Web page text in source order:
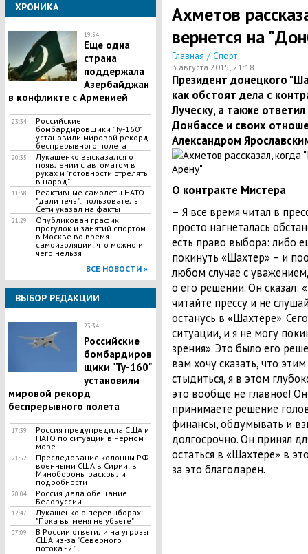
ХРОНИКА
19:54
Еще одна
страна
поддержала
Азербайджан
в конфликте с Арменией
23:34
Российские
бомбардировщики "Ту-160"
установили мировой рекорд
беспрерывного полета
20:35
Лукашенко высказался о
появлении с автоматом в
руках и "готовности стрелять
в народ"
11:38
​Реактивные самолеты НАТО
"дали течь": пользователь
Сети указал на факты
21:29
Опубликован график
прогулок и занятий спортом
в Москве во время
самоизоляции: что можно и
чего нельзя
ВСЕ НОВОСТИ »
ВЫБОР РЕДАКЦИИ
23:34
Российские
бомбардиров
щики "Ту-160"
установили
мировой рекорд
беспрерывного полета
17:39
Россия предупредила США и
НАТО по ситуации в Черном
море
21:52
Преследование колонны РФ
военными США в Сирии: в
Минобороны раскрыли
подробности
20:04
Россия дала обещание
Белоруссии
12:47
​Лукашенко о перевыборах:
"Пока вы меня не убьете"
07:09
В России ответили на угрозы
США из-за "Северного
потока - 2"
Ахметов
вернется на
Главная / Спорт
3 августа 2015, 21:18
Президент донецкого
как обстоят дела с
Луческу, а также
Донбассе и своих
Александром
О контракте Мистера
– Я все время читал в
просто нагнеталась
есть право выбора: либо
покинуть «Шахтер» – и
любом случае с
о его решении. Он сказал:
читайте прессу и не
останусь в «Шахтере».
ситуации, и я не могу
зрения». Это было его
вам хочу сказать, что
стыдиться, я в этом
это вообще не главное!
принимаете решение
финансы, обдумывать и
долгосрочно. Он принял
остаться в «Шахтере» в
за это благодарен.